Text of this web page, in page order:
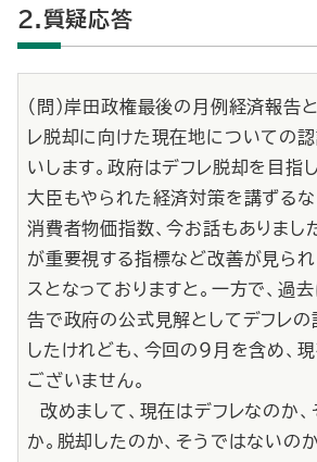
2.質疑応答
（問）岸田政権最後の月例経済報告
レ脱却に向けた現在地についての
いします。政府はデフレ脱却を目指し
大臣もやられた経済対策を講ずるな
消費者物価指数、今お話もありまし
が重要視する指標など改善が見られ
スとなっておりますと。一方で、過
告で政府の公式見解としてデフレの
したけれども、今回の９月を含め、
ございません。
改めまして、現在はデフレなのか
か。脱却したのか、そうではないの